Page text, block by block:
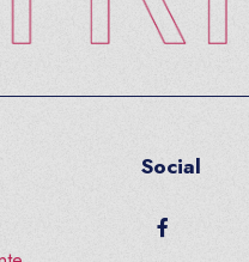
Social